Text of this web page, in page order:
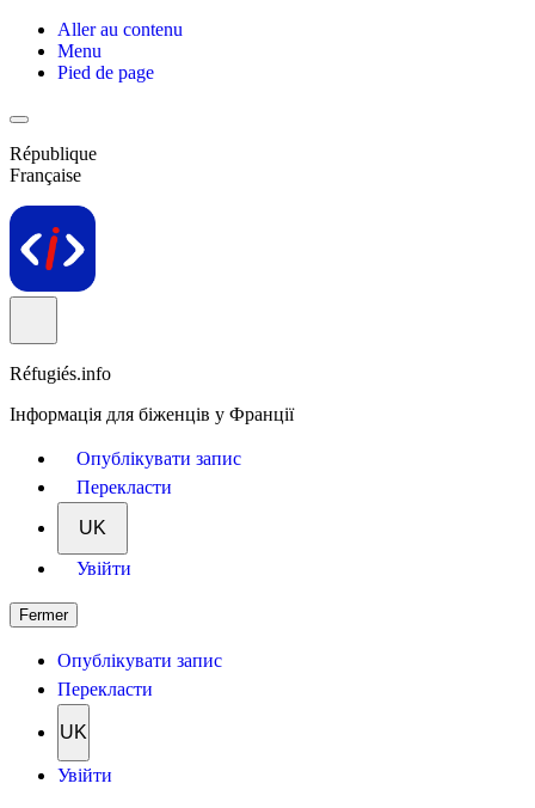
Aller au contenu
Menu
Pied de page
République
Française
Réfugiés.info
Інформація для біженців у Франції
Опублікувати запис
Перекласти
UK
Увійти
Fermer
Опублікувати запис
Перекласти
UK
Увійти